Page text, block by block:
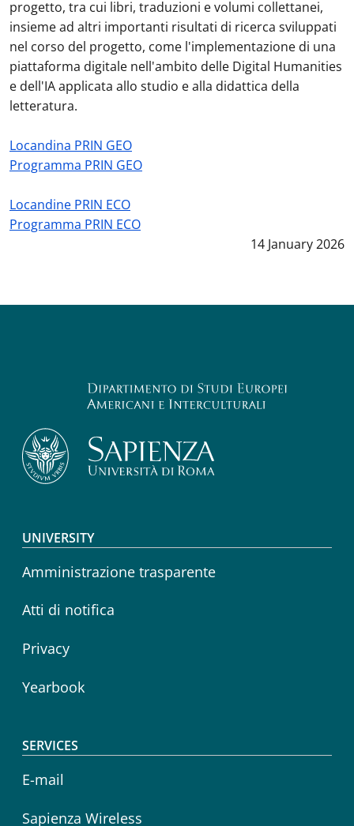
progetto, tra cui libri, traduzioni e volumi collettanei,
insieme ad altri importanti risultati di ricerca sviluppati
nel corso del progetto, come l'implementazione di una
piattaforma digitale nell'ambito delle Digital Humanities
e dell'IA applicata allo studio e alla didattica della
letteratura.
Locandina PRIN GEO
Programma PRIN GEO
Locandine PRIN ECO
Programma PRIN ECO
Data notizia:
14 January 2026
Footer menu
UNIVERSITY
Amministrazione trasparente
Atti di notifica
Privacy
Yearbook
SERVICES
E-mail
Sapienza Wireless